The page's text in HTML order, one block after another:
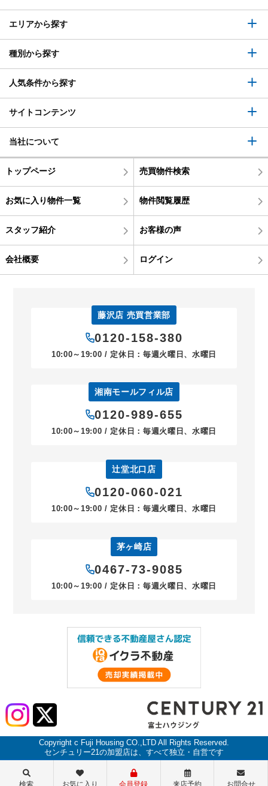
エリアから探す
種別から探す
人気条件から探す
サイトコンテンツ
当社について
トップページ 売買物件検索
お気に入り物件一覧 物件閲覧履歴
スタッフ紹介 お客様の声
会社概要 ログイン
藤沢店 売買営業部
0120-158-380
10:00～19:00 / 定休日：毎週火曜日、水曜日
湘南モールフィル店
0120-989-655
10:00～19:00 / 定休日：毎週火曜日、水曜日
辻堂北口店
0120-060-021
10:00～19:00 / 定休日：毎週火曜日、水曜日
茅ヶ崎店
0467-73-9085
10:00～19:00 / 定休日：毎週火曜日、水曜日
Copyright c Fuji Housing CO.,LTD All Rights Reserved.
センチュリー21の加盟店は、すべて独立・自営です
検索 お気に入り 会員登録 来店予約 お問合せ